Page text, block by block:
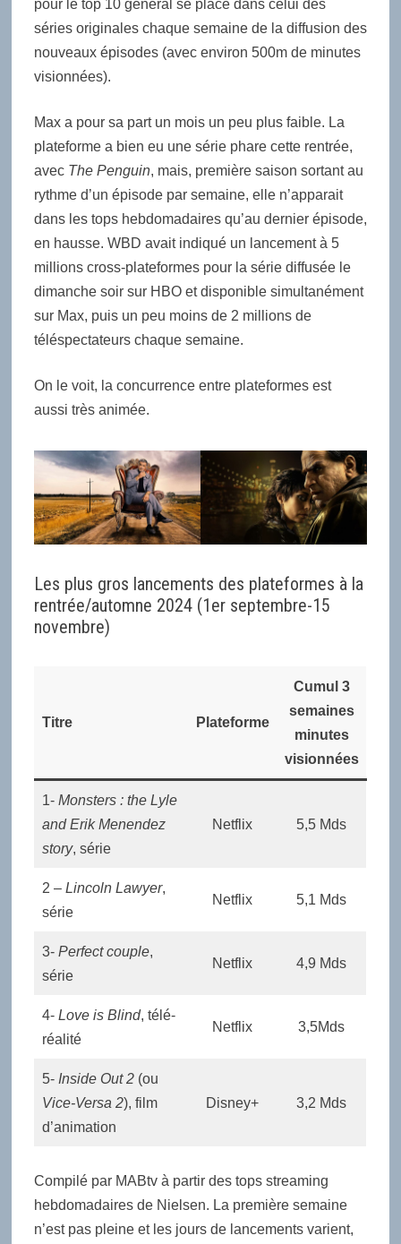
pour le top 10 général se place dans celui des
séries originales chaque semaine de la diffusion des
nouveaux épisodes (avec environ 500m de minutes
visionnées).
Max a pour sa part un mois un peu plus faible. La
plateforme a bien eu une série phare cette rentrée,
avec The Penguin, mais, première saison sortant au
rythme d’un épisode par semaine, elle n’apparait
dans les tops hebdomadaires qu’au dernier épisode,
en hausse. WBD avait indiqué un lancement à 5
millions cross-plateformes pour la série diffusée le
dimanche soir sur HBO et disponible simultanément
sur Max, puis un peu moins de 2 millions de
téléspectateurs chaque semaine.
On le voit, la concurrence entre plateformes est
aussi très animée.
Les plus gros lancements des plateformes à la
rentrée/automne 2024 (1er septembre-15
novembre)
Titre Plateforme
Cumul 3
semaines
minutes
visionnées
1- Monsters : the Lyle
and Erik Menendez
story, série
Netflix 5,5 Mds
2 – Lincoln Lawyer,
série
Netflix 5,1 Mds
3- Perfect couple,
série
Netflix 4,9 Mds
4- Love is Blind, télé-
réalité
Netflix 3,5Mds
5- Inside Out 2 (ou
Vice-Versa 2), film
d’animation
Disney+ 3,2 Mds
Compilé par MABtv à partir des tops streaming
hebdomadaires de Nielsen. La première semaine
n’est pas pleine et les jours de lancements varient,